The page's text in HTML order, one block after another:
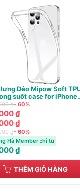
lưng Dẻo Mipow Soft
suốt case for iPhone
13/14
₫- 60%
₫
₫
₫- 60%
Hà Member chỉ từ
₫
THÊM GIỎ HÀNG